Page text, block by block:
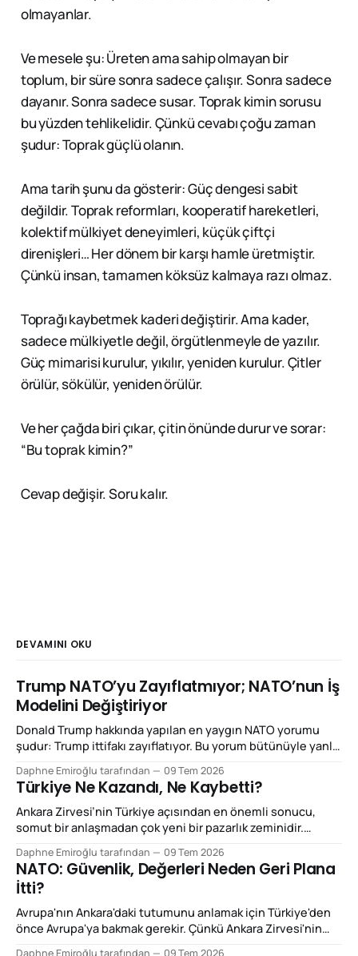
olmayanlar.
Ve mesele şu: Üreten ama sahip olmayan bir
toplum, bir süre sonra sadece çalışır. Sonra sadece
dayanır. Sonra sadece susar. Toprak kimin sorusu
bu yüzden tehlikelidir. Çünkü cevabı çoğu zaman
şudur: Toprak güçlü olanın.
Ama tarih şunu da gösterir: Güç dengesi sabit
değildir. Toprak reformları, kooperatif hareketleri,
kolektif mülkiyet deneyimleri, küçük çiftçi
direnişleri… Her dönem bir karşı hamle üretmiştir.
Çünkü insan, tamamen köksüz kalmaya razı olmaz.
Toprağı kaybetmek kaderi değiştirir. Ama kader,
sadece mülkiyetle değil, örgütlenmeyle de yazılır.
Güç mimarisi kurulur, yıkılır, yeniden kurulur. Çitler
örülür, sökülür, yeniden örülür.
Ve her çağda biri çıkar, çitin önünde durur ve sorar:
“Bu toprak kimin?”
Cevap değişir. Soru kalır.
DEVAMINI OKU
Trump NATO’yu Zayıflatmıyor; NATO’nun İş
Modelini Değiştiriyor
Donald Trump hakkında yapılan en yaygın NATO yorumu
şudur: Trump ittifakı zayıflatıyor. Bu yorum bütünüyle yanlış
Çünkü Trump'ın yaptığı şey NATO'yu dağıtmaktan çok,
NATO'nun çalışma mantığını yeniden fiyatlandırmak.
Beğenilsin ya da beğenilmesin, bu
Daphne Emiroğlu tarafından 09 Tem 2026
Türkiye Ne Kazandı, Ne Kaybetti?
Ankara Zirvesi’nin Türkiye açısından en önemli sonucu,
somut bir anlaşmadan çok yeni bir pazarlık zeminidir.
kenarında duran ya da yalnızca coğrafi konumuyla önem
kazanan ülke görüntüsünden uzaklaşmaya çalıştı.
Ankara’nın vermek istediği mesaj daha netti: Eğer Avrupa
gerçekten daha fazla savunma
Daphne Emiroğlu tarafından 09 Tem 2026
NATO: Güvenlik, Değerleri Neden Geri Plana
İtti?
Avrupa'nın Ankara'daki tutumunu anlamak için Türkiye'den
önce Avrupa'ya bakmak gerekir. Çünkü Ankara Zirvesi'nin